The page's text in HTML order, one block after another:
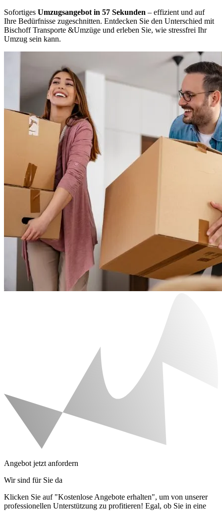
Sofortiges Umzugsangebot in 57 Sekunden – effizient und auf
Ihre Bedürfnisse zugeschnitten. Entdecken Sie den Unterschied mit
Bischoff Transporte &Umzüge und erleben Sie, wie stressfrei Ihr
Umzug sein kann.
Angebot jetzt anfordern
Wir sind für Sie da
Klicken Sie auf "Kostenlose Angebote erhalten", um von unserer
professionellen Unterstützung zu profitieren! Egal, ob Sie in eine